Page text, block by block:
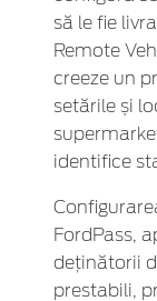
să le fie
Remote
creeze un
setările și
identifice
FordPass,
deținătorii
prestabili,